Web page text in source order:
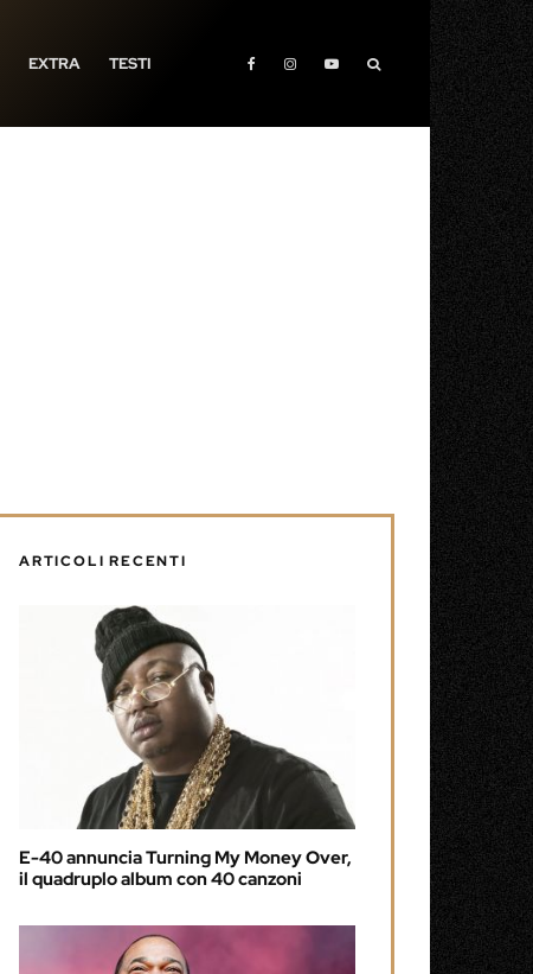
EXTRA TESTI
ARTICOLI RECENTI
E-40 annuncia Turning My Money Over,
il quadruplo album con 40 canzoni